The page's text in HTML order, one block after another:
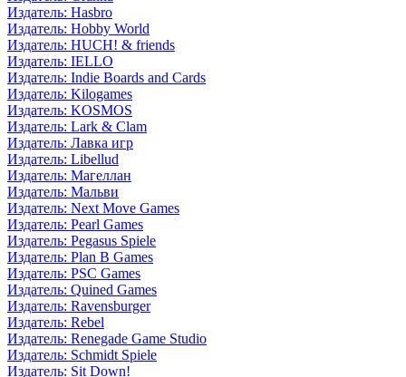
Издатель: Hasbro
Издатель: Hobby World
Издатель: HUCH! & friends
Издатель: IELLO
Издатель: Indie Boards and Cards
Издатель: Kilogames
Издатель: KOSMOS
Издатель: Lark & Clam
Издатель: Лавка игр
Издатель: Libellud
Издатель: Магеллан
Издатель: Мальви
Издатель: Next Move Games
Издатель: Pearl Games
Издатель: Pegasus Spiele
Издатель: Plan B Games
Издатель: PSC Games
Издатель: Quined Games
Издатель: Ravensburger
Издатель: Rebel
Издатель: Renegade Game Studio
Издатель: Schmidt Spiele
Издатель: Sit Down!